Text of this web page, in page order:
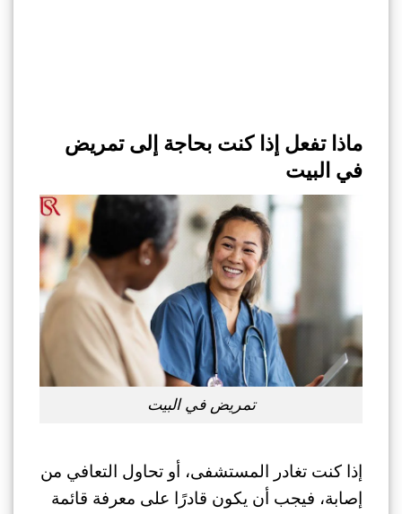
ماذا تفعل إذا كنت بحاجة إلى تمريض
في البيت
تمريض في البيت
إذا كنت تغادر المستشفى، أو تحاول التعافي من
إصابة، فيجب أن يكون قادرًا على معرفة قائمة